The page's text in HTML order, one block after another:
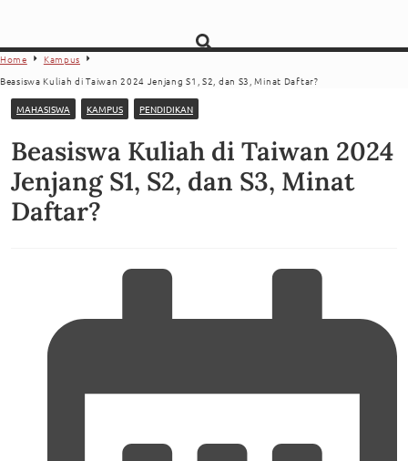
Home
Kampus
Beasiswa Kuliah di Taiwan 2024 Jenjang S1, S2, dan S3, Minat Daftar?
MAHASISWA KAMPUS PENDIDIKAN
Beasiswa Kuliah di Taiwan 2024
Jenjang S1, S2, dan S3, Minat
Daftar?